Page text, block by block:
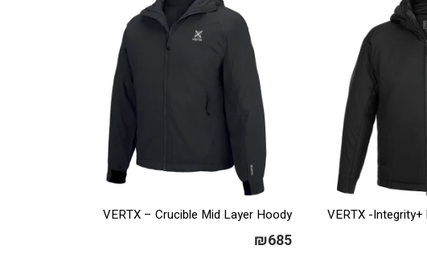
VERTX -
VERTX – Crucible Mid Layer Hoody
₪685